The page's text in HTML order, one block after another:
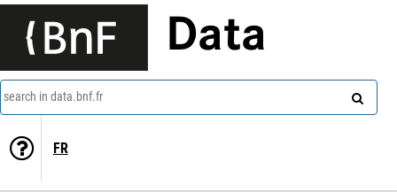
Data
search in data.bnf.fr
FR